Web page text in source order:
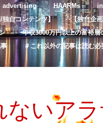
advertising HAARMs
/独自コンテンツ】 【独自企
年収3000万円以上の富裕層
＃これ以外の記事は読む
ないア